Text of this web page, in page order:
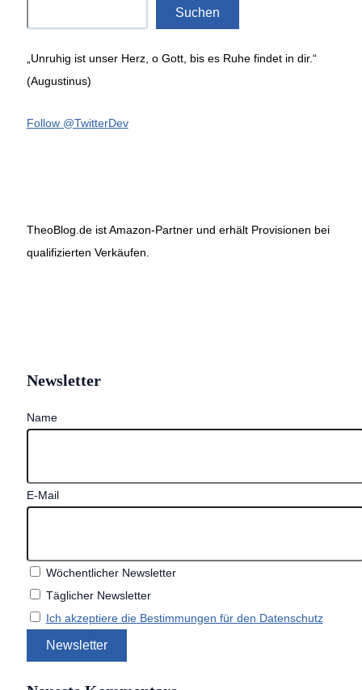
Suchen
„Unruhig ist unser Herz, o Gott, bis es Ruhe findet in dir.“
(Augustinus)
Follow @TwitterDev
TheoBlog.de ist Amazon-Partner und erhält Provisionen bei
qualifizierten Verkäufen.
Newsletter
Name
E-Mail
Wöchentlicher Newsletter
Täglicher Newsletter
Ich akzeptiere die Bestimmungen für den Datenschutz